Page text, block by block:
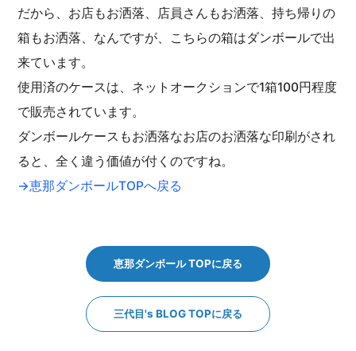
だから、お店もお洒落、店員さんもお洒落、持ち帰りの
箱もお洒落、なんですが、こちらの箱はダンボールで出
来ています。
使用済のケースは、ネットオークションで1箱100円程度
で販売されています。
ダンボールケースもお洒落なお店のお洒落な印刷がされ
ると、全く違う価値が付くのですね。
→恵那ダンボールTOPへ戻る
恵那ダンボール TOPに戻る
三代目's BLOG TOPに戻る